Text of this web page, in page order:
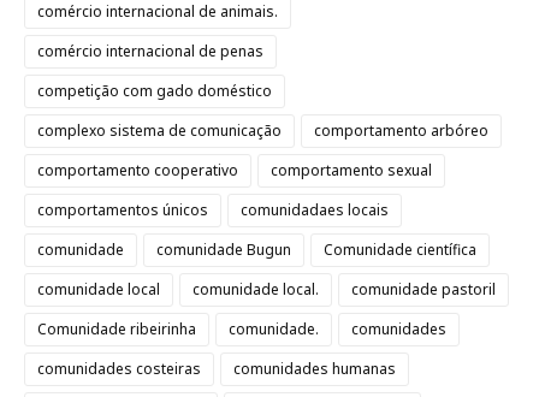
comércio internacional de animais.
comércio internacional de penas
competição com gado doméstico
complexo sistema de comunicação
comportamento arbóreo
comportamento cooperativo
comportamento sexual
comportamentos únicos
comunidadaes locais
comunidade
comunidade Bugun
Comunidade científica
comunidade local
comunidade local.
comunidade pastoril
Comunidade ribeirinha
comunidade.
comunidades
comunidades costeiras
comunidades humanas